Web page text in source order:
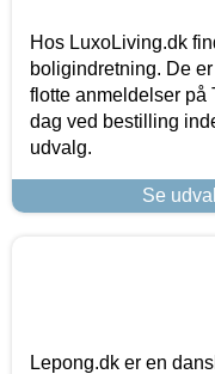
Hos LuxoLiving.dk
boligindretning. De
flotte anmeldelser
dag ved bestilling
udvalg.
Se
Lepong.dk er en